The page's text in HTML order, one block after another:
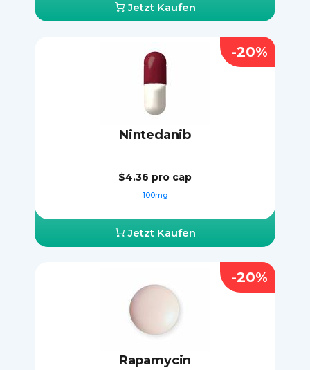
Jetzt Kaufen
Nintedanib
$4.36 pro cap
100mg
Jetzt Kaufen
-20%
Rapamycin
-20%